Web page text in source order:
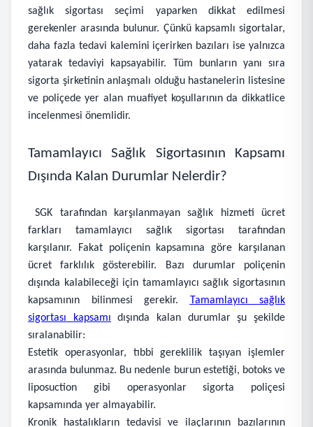
sağlık sigortası seçimi yaparken dikkat edilmesi
gerekenler arasında bulunur. Çünkü kapsamlı sigortalar,
daha fazla tedavi kalemini içerirken bazıları ise yalnızca
yatarak tedaviyi kapsayabilir. Tüm bunların yanı sıra
sigorta şirketinin anlaşmalı olduğu hastanelerin listesine
ve poliçede yer alan muafiyet koşullarının da dikkatlice
incelenmesi önemlidir.
Tamamlayıcı Sağlık Sigortasının Kapsamı
Dışında Kalan Durumlar Nelerdir?
SGK tarafından karşılanmayan sağlık hizmeti ücret
farkları tamamlayıcı sağlık sigortası tarafından
karşılanır. Fakat poliçenin kapsamına göre karşılanan
ücret farklılık gösterebilir. Bazı durumlar poliçenin
dışında kalabileceği için tamamlayıcı sağlık sigortasının
kapsamının bilinmesi gerekir. Tamamlayıcı sağlık
sigortası kapsamı dışında kalan durumlar şu şekilde
sıralanabilir:
Estetik operasyonlar, tıbbi gereklilik taşıyan işlemler
arasında bulunmaz. Bu nedenle burun estetiği, botoks ve
liposuction gibi operasyonlar sigorta poliçesi
kapsamında yer almayabilir.
Kronik hastalıkların tedavisi ve ilaçlarının bazılarının